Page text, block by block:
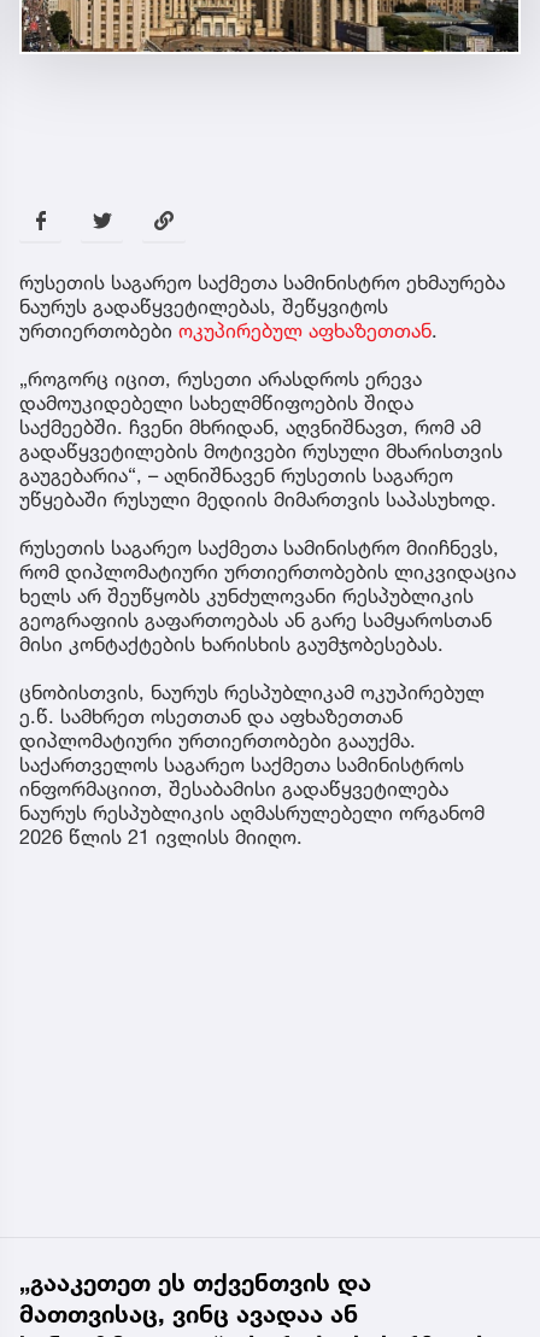
რუსეთის საგარეო საქმეთა სამინისტრო ეხმაურება
ნაურუს გადაწყვეტილებას, შეწყვიტოს
ურთიერთობები ოკუპირებულ აფხაზეთთან.
„როგორც იცით, რუსეთი არასდროს ერევა
დამოუკიდებელი სახელმწიფოების შიდა
საქმეებში. ჩვენი მხრიდან, აღვნიშნავთ, რომ ამ
გადაწყვეტილების მოტივები რუსული მხარისთვის
გაუგებარია“, – აღნიშნავენ რუსეთის საგარეო
უწყებაში რუსული მედიის მიმართვის საპასუხოდ.
რუსეთის საგარეო საქმეთა სამინისტრო მიიჩნევს,
რომ დიპლომატიური ურთიერთობების ლიკვიდაცია
ხელს არ შეუწყობს კუნძულოვანი რესპუბლიკის
გეოგრაფიის გაფართოებას ან გარე სამყაროსთან
მისი კონტაქტების ხარისხის გაუმჯობესებას.
ცნობისთვის, ნაურუს რესპუბლიკამ ოკუპირებულ
ე.წ. სამხრეთ ოსეთთან და აფხაზეთთან
დიპლომატიური ურთიერთობები გააუქმა.
საქართველოს საგარეო საქმეთა სამინისტროს
ინფორმაციით, შესაბამისი გადაწყვეტილება
ნაურუს რესპუბლიკის აღმასრულებელი ორგანომ
2026 წლის 21 ივლისს მიიღო.
„გააკეთეთ ეს თქვენთვის და
მათთვისაც, ვინც ავადაა ან